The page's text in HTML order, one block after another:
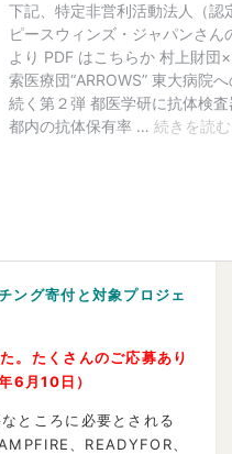
ング寄付と対象プロジェ
。たくさんのご応募あり
6月10日）
ところに必要とされる
、READYFOR、